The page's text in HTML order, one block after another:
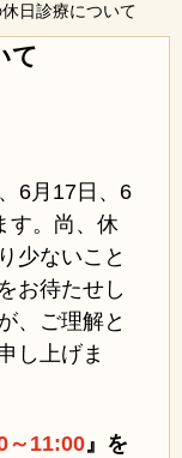
日診療について
て
6月17日、6
す。尚、休
少ないこと
お待たせし
、ご理解と
し上げま
～11:00』を